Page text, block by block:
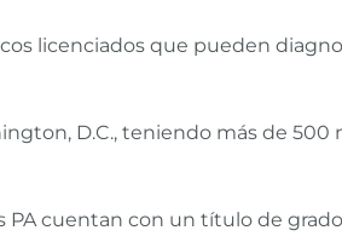
licenciados que pueden
D.C., teniendo más de
PA cuentan con un título de